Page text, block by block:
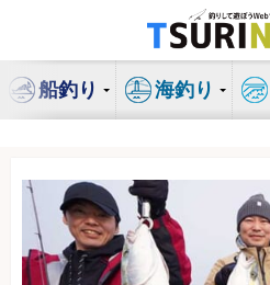
ン
船釣り 海釣り